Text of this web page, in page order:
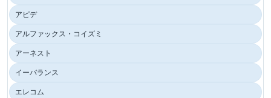
アピデ
アルファックス・コイズミ
アーネスト
イーバランス
エレコム